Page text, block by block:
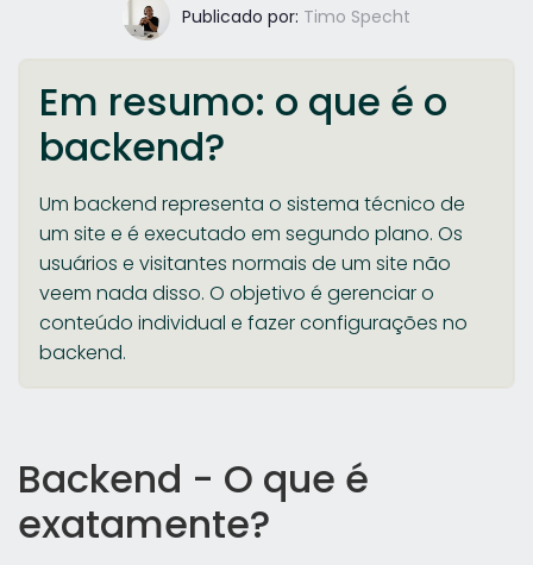
Publicado por: Timo Specht
Em resumo: o que é o
backend?
Um backend representa o sistema técnico de
um site e é executado em segundo plano. Os
usuários e visitantes normais de um site não
veem nada disso. O objetivo é gerenciar o
conteúdo individual e fazer configurações no
backend.
Backend - O que é
exatamente?